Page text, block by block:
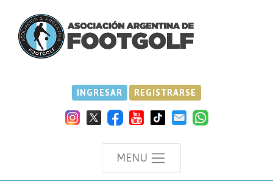
INGRESAR REGISTRARSE
MENU